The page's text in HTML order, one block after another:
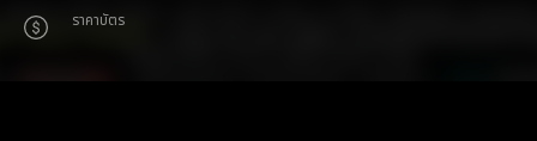
ราคาบัตร